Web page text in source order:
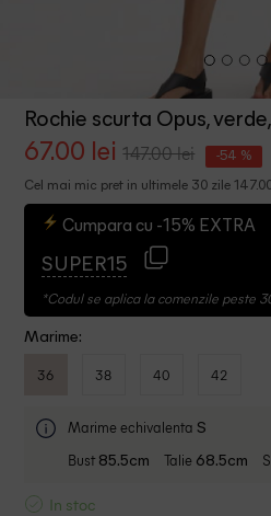
Rochie scurta Opus,
67.00 lei 147.00 lei -54 %
Cel mai mic pret in ultimele 30 zile
Cumpara cu -15% EXTRA
SUPER15
*Codul se aplica la comenzile peste
Marime:
36 38 40 42
Marime echivalenta S
Bust 85.5cm Talie 68.5cm
In stoc